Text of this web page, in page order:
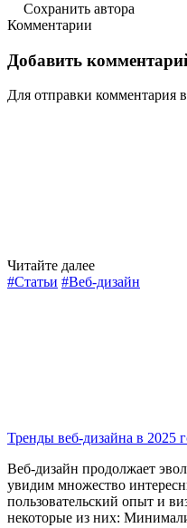
Сохранить автора
Комментарии
Добавить
Для отправки комментария
Читайте далее
#Статьи #Веб-дизайн
Тренды веб-дизайна в 2025
Веб-дизайн продолжает
увидим множество
пользовательский опыт и
некоторые из них: